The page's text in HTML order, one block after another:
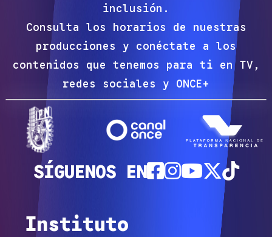
inclusión.
Consulta los horarios de nuestras
producciones y conéctate a los
contenidos que tenemos para ti en TV,
redes sociales y ONCE+
SÍGUENOS EN
Instituto